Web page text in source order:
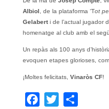
Albiol , de la plataforma ‘Tot
Gelaberti de l’actual jugador
homenatge al club amb el
Un repàs als 100 anys
evoquen etapes glorioses,
¡Moltes felicitats, Vinaròs CF!
Facebook
Twitter